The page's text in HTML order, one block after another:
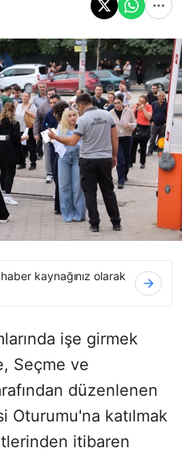
kaynağınız olarak
işe girmek
Seçme ve
düzenlenen
Oturumu'na katılmak
itibaren